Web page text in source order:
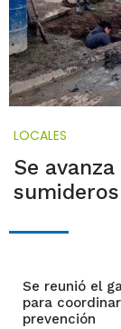
LOCALES
Se
sumideros
Se reunió el
para
prevención